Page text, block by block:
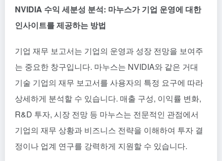
NVIDIA 수익 세분성 분석: 마누스가 기업 운영에 대한
인사이트를 제공하는 방법
기업 재무 보고서는 기업의 운영과 성장 전망을 보여주
는 중요한 창구입니다. 마누스는 NVIDIA와 같은 거대
기술 기업의 재무 보고서를 사용자의 특정 요구에 따라
상세하게 분석할 수 있습니다. 매출 구성, 이익률 변화,
R&D 투자, 시장 전망 등 마누스는 전문적인 관점에서
기업의 재무 상황과 비즈니스 전략을 이해하여 투자 결
정이나 업계 연구를 강력하게 지원할 수 있습니다.